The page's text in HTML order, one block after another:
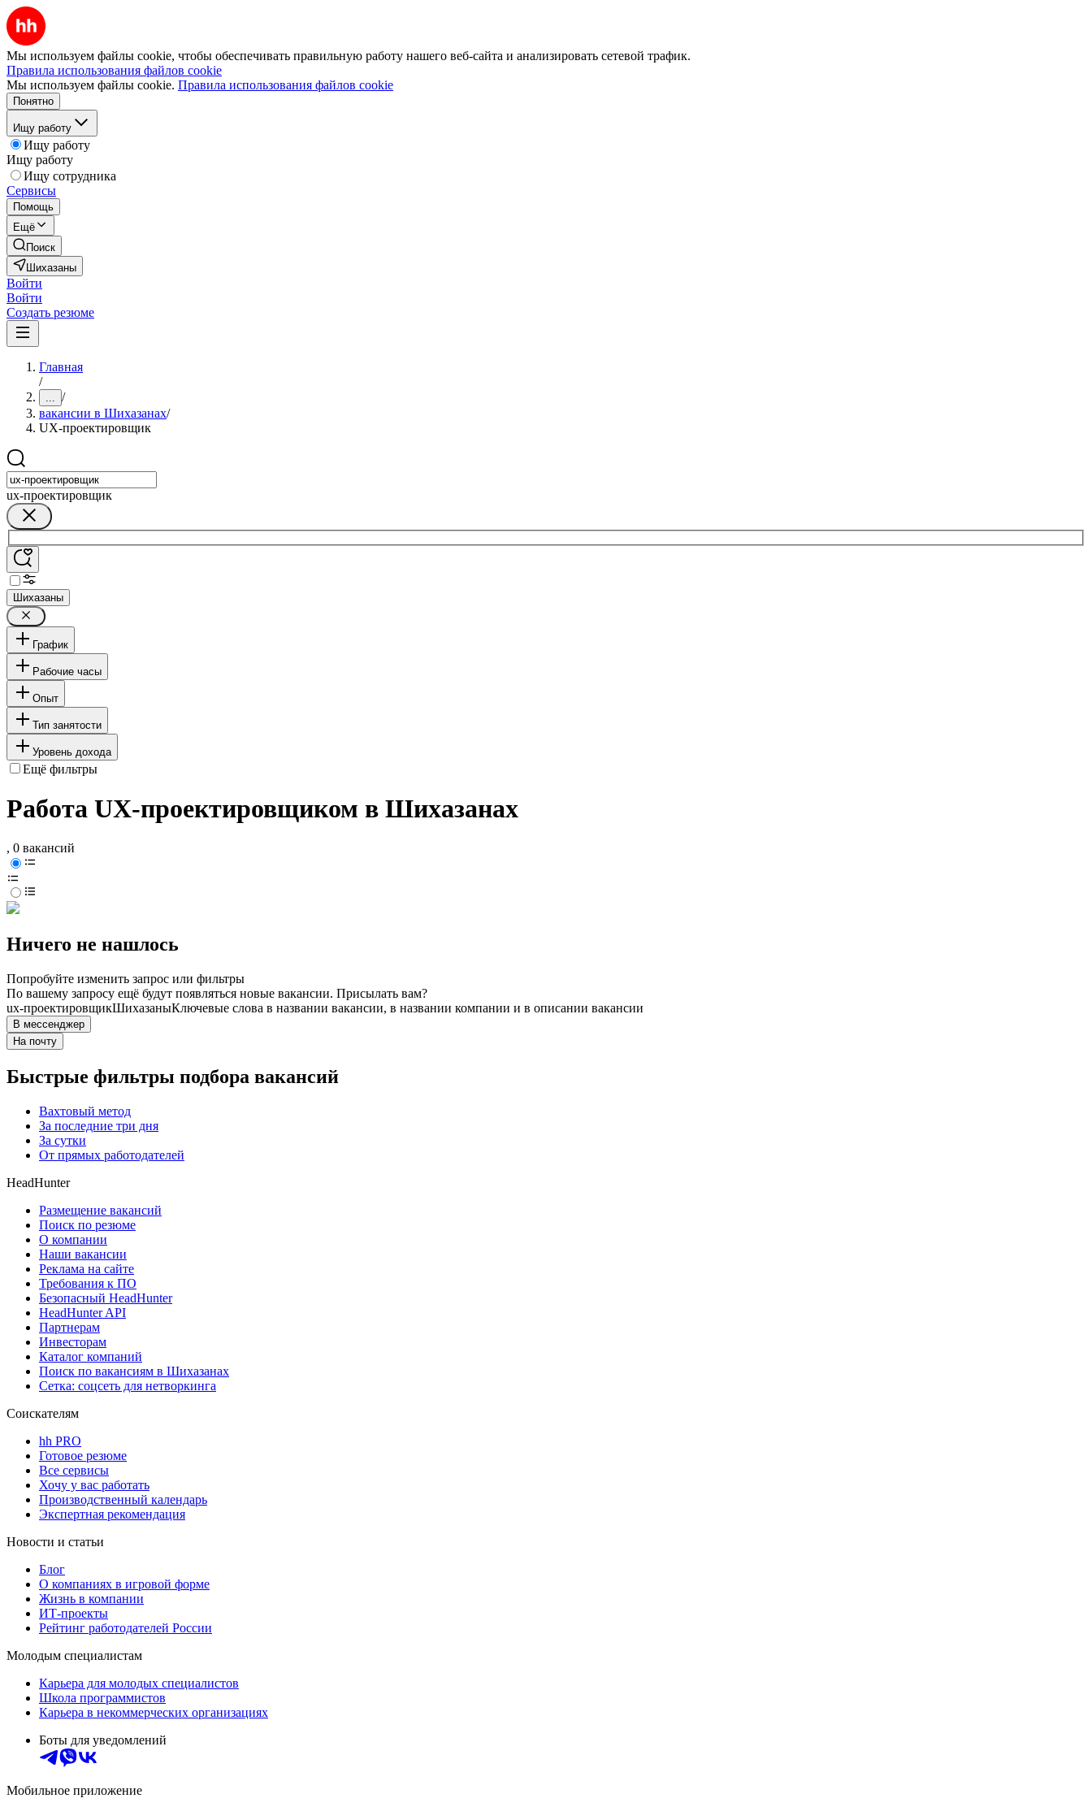
Мы используем файлы cookie, чтобы обеспечивать правильную работу нашего веб-сайта и анализировать сетевой трафик.
Правила использования файлов cookie
Мы используем файлы cookie. Правила использования файлов cookie
Понятно
Ищу работу
Ищу работу
Ищу работу
Ищу сотрудника
Сервисы
Помощь
Ещё
Поиск
Шихазаны
Войти
Войти
Создать резюме
Главная
/
... /
вакансии в Шихазанах/
UX-проектировщик
ux-проектировщик
Шихазаны
График
Рабочие часы
Опыт
Тип занятости
Уровень дохода
Ещё фильтры
Работа UX-проектировщиком в Шихазанах
, 0 вакансий
Ничего не нашлось
Попробуйте изменить запрос или фильтры
По вашему запросу ещё будут появляться новые вакансии. Присылать вам?
ux-проектировщикШихазаныКлючевые слова в названии вакансии, в названии компании и в описании вакансии
В мессенджер
На почту
Быстрые фильтры подбора вакансий
Вахтовый метод
За последние три дня
За сутки
От прямых работодателей
HeadHunter
Размещение вакансий
Поиск по резюме
О компании
Наши вакансии
Реклама на сайте
Требования к ПО
Безопасный HeadHunter
HeadHunter API
Партнерам
Инвесторам
Каталог компаний
Поиск по вакансиям в Шихазанах
Сетка: соцсеть для нетворкинга
Соискателям
hh PRO
Готовое резюме
Все сервисы
Хочу у вас работать
Производственный календарь
Экспертная рекомендация
Новости и статьи
Блог
О компаниях в игровой форме
Жизнь в компании
ИТ-проекты
Рейтинг работодателей России
Молодым специалистам
Карьера для молодых специалистов
Школа программистов
Карьера в некоммерческих организациях
Боты для уведомлений
Мобильное приложение